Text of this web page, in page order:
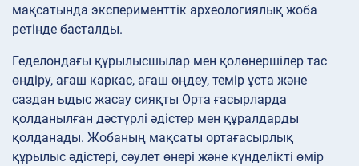
мақсатында эксперименттік археологиялық жоба
ретінде басталды.
Геделондағы құрылысшылар мен қолөнершілер тас
өндіру, ағаш каркас, ағаш өңдеу, темір ұста және
саздан ыдыс жасау сияқты Орта ғасырларда
қолданылған дәстүрлі әдістер мен құралдарды
қолданады. Жобаның мақсаты ортағасырлық
құрылыс әдістері, сәулет өнері және күнделікті өмір